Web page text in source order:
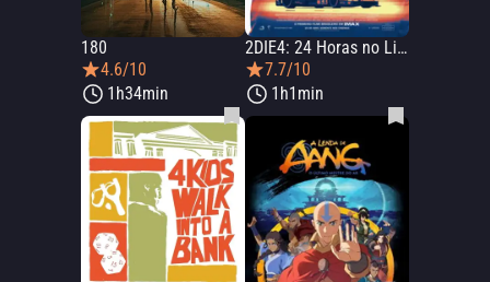
180
4.6/10
1h34min
2DIE4: 24 Horas no Limite
7.7/10
1h1min